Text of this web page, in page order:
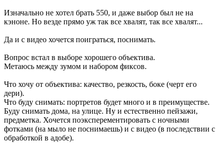
Изначально не хотел брать 550, и даже выбор был не на
кэноне. Но везде прямо уж так все хвалят, так все хвалят...
Да и с видео хочется поиграться, поснимать.
Вопрос встал в выборе хорошего объектива.
Метаюсь между зумом и набором фиксов.
Что хочу от объектива: качество, резкость, боке (черт его
дери).
Что буду снимать: портретов будет много и в преимуществе.
Буду снимать дома, на улице. Ну и естественно пейзажи,
предметка. Хочется поэксперементировать с ночными
фотками (на мыло не поснимаешь) и с видео (в последствии с
обработкой в адобе).